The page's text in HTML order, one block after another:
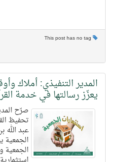
المدير التنفيذي: أملاك
يعزّز رسالتها في خدمة
صرّح
تحفيظ
عبد الله
الجمعية
الجمعية